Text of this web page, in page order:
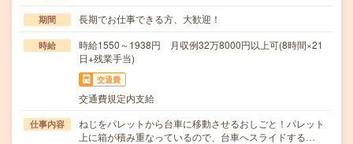
期間 長期でお仕事できる方、大歓迎！
時給
時給1550～1938円 月収例32万8000円以上可(8時間×21
日+残業手当)
交通費
交通費規定内支給
仕事内容
ねじをパレットから台車に移動させるおしごと！パレット
上に箱が積み重なっているので、台車へスライドする…